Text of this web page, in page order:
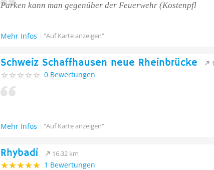
Parken kann man gegenüber der Feuerwehr (Kostenpfl
Mehr Infos "Auf Karte anzeigen"
Schweiz Schaffhausen neue Rheinbrücke
0 Bewertungen
Mehr Infos "Auf Karte anzeigen"
Rhybadi 16.32 km
1 Bewertungen